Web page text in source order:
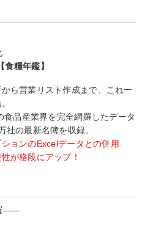
糧年鑑】
ら営業リスト作成まで、これ一
食品産業界を完全網羅したデータ
社の最新名簿を収録。
ョンのExcelデータとの併用
が格段にアップ！
――